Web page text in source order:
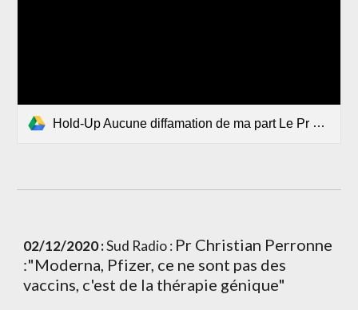
Hold-Up Aucune diffamation de ma part Le Pr Perronne persiste et signe.mp4
02/12/2020 : Sud Radio : Pr Christian Perronne
:"Moderna, Pfizer, ce ne sont pas des
vaccins, c'est de la thérapie génique"